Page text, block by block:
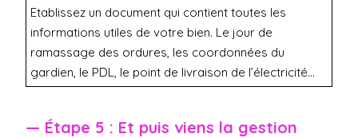
Etablissez un document qui contient toutes les
informations utiles de votre bien. Le jour de
ramassage des ordures, les coordonnées du
gardien, le PDL, le point de livraison de l’électricité…
— Étape 5 : Et puis viens la gestion